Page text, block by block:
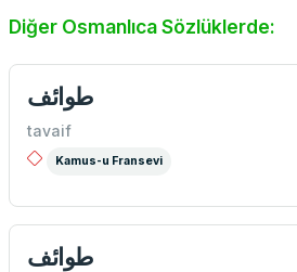
Diğer Osmanlıca Sözlüklerde:
طوائف
tavaif
Kamus-u Fransevi
طوائف